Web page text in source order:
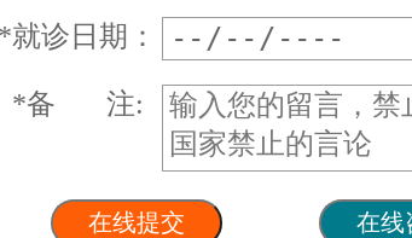
就诊日期：
*备 注: